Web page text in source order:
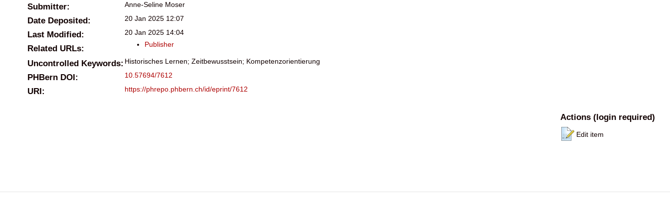
Submitter: Anne-Seline Moser
Date Deposited: 20 Jan 2025 12:07
Last Modified: 20 Jan 2025 14:04
Related URLs: Publisher
Uncontrolled Keywords: Historisches Lernen; Zeitbewusstsein; Kompetenzorientierung
PHBern DOI: 10.57694/7612
URI: https://phrepo.phbern.ch/id/eprint/7612
Actions (login required)
Edit item